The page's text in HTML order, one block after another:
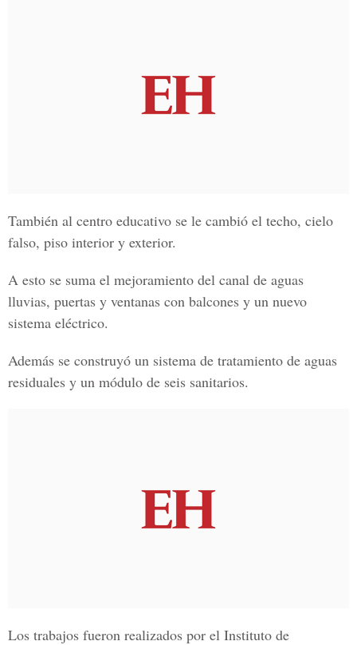
También al centro educativo se le cambió el techo, cielo
falso, piso interior y exterior.
A esto se suma el mejoramiento del canal de aguas
lluvias, puertas y ventanas con balcones y un nuevo
sistema eléctrico.
Además se construyó un sistema de tratamiento de aguas
residuales y un módulo de seis sanitarios.
Los trabajos fueron realizados por el Instituto de